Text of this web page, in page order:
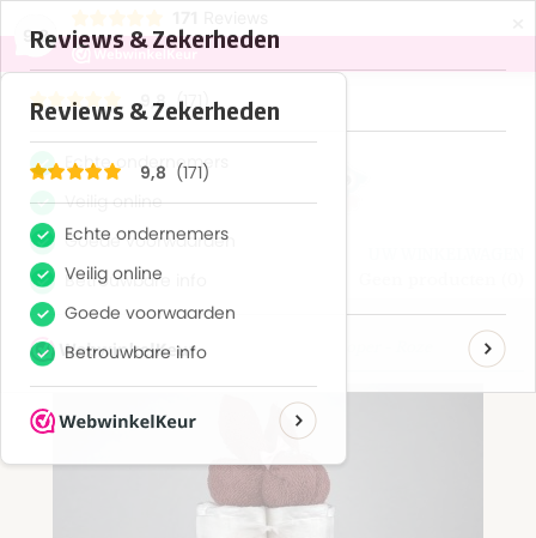
9,8
Inloggen
Home >Luiertaarten>Luiertaart Konijnen Koper - Roze